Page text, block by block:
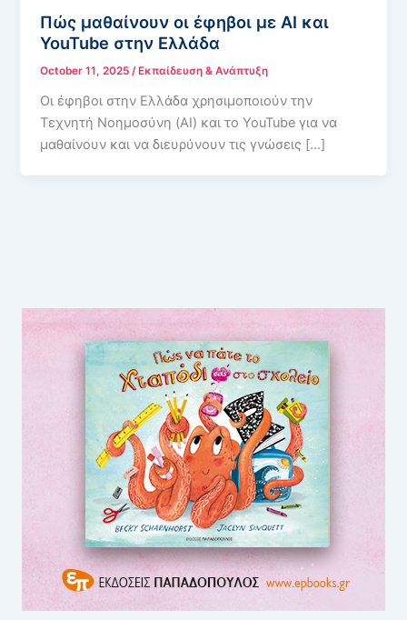
Πώς μαθαίνουν οι έφηβοι με ΑΙ και
YouTube στην Ελλάδα
October 11, 2025/ Εκπαίδευση & Ανάπτυξη
Οι έφηβοι στην Ελλάδα χρησιμοποιούν την
Τεχνητή Νοημοσύνη (AI) και το YouTube για να
μαθαίνουν και να διευρύνουν τις γνώσεις […]